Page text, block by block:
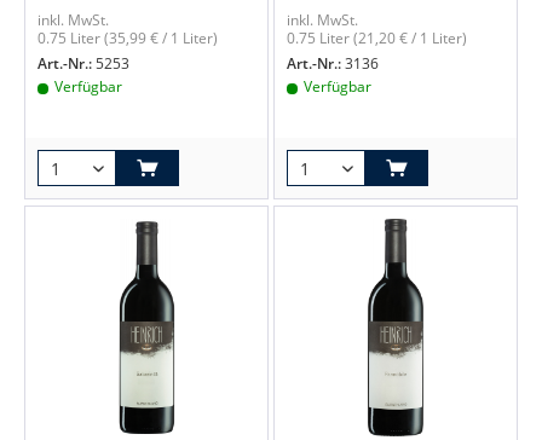
inkl. MwSt.
0.75 Liter(35,99 € / 1 Liter)
Art.-Nr.:5253
Verfügbar
inkl. MwSt.
0.75 Liter(21,20 € / 1 Liter)
Art.-Nr.:3136
Verfügbar